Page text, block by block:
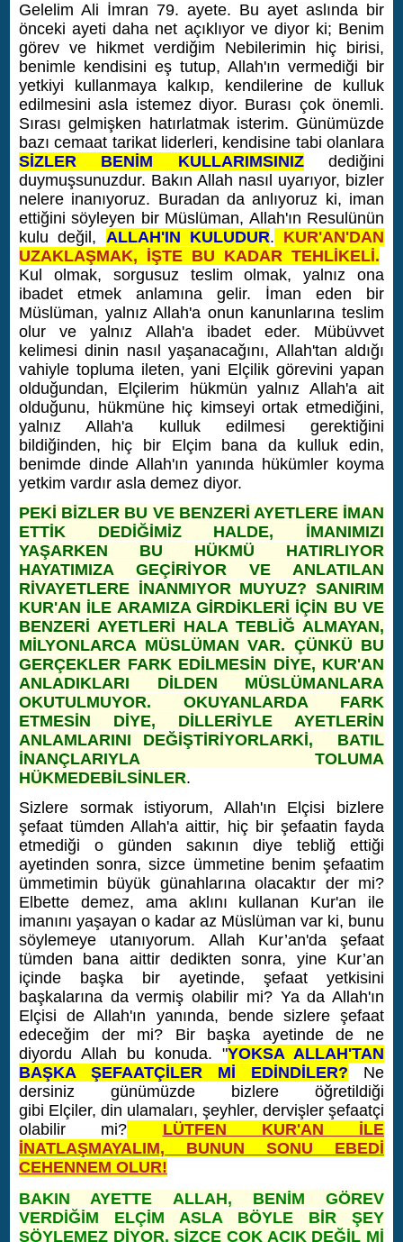
Gelelim Ali İmran 79. ayete. Bu ayet aslında bir
önceki ayeti daha net açıklıyor ve diyor ki; Benim
görev ve hikmet verdiğim Nebilerimin hiç birisi,
benimle kendisini eş tutup, Allah'ın vermediği bir
yetkiyi kullanmaya kalkıp, kendilerine de kulluk
edilmesini asla istemez diyor. Burası çok önemli.
Sırası gelmişken hatırlatmak isterim. Günümüzde
bazı cemaat tarikat liderleri, kendisine tabi olanlara
SİZLER BENİM KULLARIMSINIZdediğini
duymuşsunuzdur. Bakın Allah nasıl uyarıyor, bizler
nelere inanıyoruz. Buradan da anlıyoruz ki, iman
ettiğini söyleyen bir Müslüman, Allah'ın Resulünün
kulu değil, ALLAH'IN KULUDUR. KUR'AN'DAN
UZAKLAŞMAK, İŞTE BU KADAR TEHLİKELİ.
Kul olmak, sorgusuz teslim olmak, yalnız ona
ibadet etmek anlamına gelir. İman eden bir
Müslüman, yalnız Allah'a onun kanunlarına teslim
olur ve yalnız Allah'a ibadet eder. Mübüvvet
kelimesi dinin nasıl yaşanacağını, Allah'tan aldığı
vahiyle topluma ileten, yani Elçilik görevini yapan
olduğundan, Elçilerim hükmün yalnız Allah'a ait
olduğunu, hükmüne hiç kimseyi ortak etmediğini,
yalnız Allah'a kulluk edilmesi gerektiğini
bildiğinden, hiç bir Elçim bana da kulluk edin,
benimde dinde Allah'ın yanında hükümler koyma
yetkim vardır asla demez diyor.
PEKİ BİZLER BU VE BENZERİ AYETLERE İMAN
ETTİK DEDİĞİMİZ HALDE, İMANIMIZI
YAŞARKEN BU HÜKMÜ HATIRLIYOR
HAYATIMIZA GEÇİRİYOR VE ANLATILAN
RİVAYETLERE İNANMIYOR MUYUZ? SANIRIM
KUR'AN İLE ARAMIZA GİRDİKLERİ İÇİN BU VE
BENZERİ AYETLERİ HALA TEBLİĞ ALMAYAN,
MİLYONLARCA MÜSLÜMAN VAR. ÇÜNKÜ BU
GERÇEKLER FARK EDİLMESİN DİYE, KUR'AN
ANLADIKLARI DİLDEN MÜSLÜMANLARA
OKUTULMUYOR. OKUYANLARDA FARK
ETMESİN DİYE, DİLLERİYLE AYETLERİN
ANLAMLARINI DEĞİŞTİRİYORLARKİ, BATIL
İNANÇLARIYLA TOLUMA
HÜKMEDEBİLSİNLER.
Sizlere sormak istiyorum, Allah'ın Elçisi bizlere
şefaat tümden Allah'a aittir, hiç bir şefaatin fayda
etmediği o günden sakının diye tebliğ ettiği
ayetinden sonra, sizce ümmetine benim şefaatim
ümmetimin büyük günahlarına olacaktır der mi?
Elbette demez, ama aklını kullanan Kur'an ile
imanını yaşayan o kadar az Müslüman var ki, bunu
söylemeye utanıyorum. Allah Kur’an'da şefaat
tümden bana aittir dedikten sonra, yine Kur’an
içinde başka bir ayetinde, şefaat yetkisini
başkalarına da vermiş olabilir mi? Ya da Allah'ın
Elçisi de Allah'ın yanında, bende sizlere şefaat
edeceğim der mi? Bir başka ayetinde de ne
diyordu Allah bu konuda. "YOKSA ALLAH'TAN
BAŞKA ŞEFAATÇİLER Mİ EDİNDİLER? Ne
dersiniz günümüzde bizlere öğretildiği
gibi Elçiler, din ulamaları, şeyhler, dervişler şefaatçi
olabilir mi?
LÜTFEN KUR'AN İLE
İNATLAŞMAYALIM, BUNUN SONU EBEDİ
CEHENNEM OLUR!
BAKIN AYETTE ALLAH, BENİM GÖREV
VERDİĞİM ELÇİM ASLA BÖYLE BİR ŞEY
SÖYLEMEZ DİYOR, SİZCE ÇOK AÇIK DEĞİL Mİ